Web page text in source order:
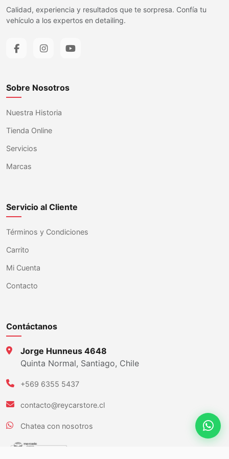
Calidad, experiencia y resultados que te sorpresa. Confía tu
vehículo a los expertos en detailing.
Sobre Nosotros
Nuestra Historia
Tienda Online
Servicios
Marcas
Servicio al Cliente
Términos y Condiciones
Carrito
Mi Cuenta
Contacto
Contáctanos
Jorge Hunneus 4648
Quinta Normal, Santiago, Chile
+569 6355 5437
contacto@reycarstore.cl
Chatea con nosotros